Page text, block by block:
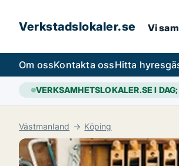
Verkstadslokaler.se Vi
Om ossKontakta ossHitta
VERKSAMHETSLOKALER.SE I DAG;
Västmanland Köping